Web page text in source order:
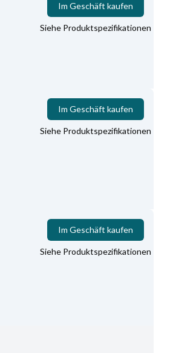
Im Geschäft kaufen
Siehe Produktspezifikationen
Im Geschäft kaufen
Siehe Produktspezifikationen
Im Geschäft kaufen
Siehe Produktspezifikationen